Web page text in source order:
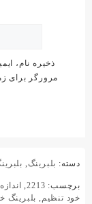
ذخیره نام،
مرورگر برای
دسته: بلبرینگ,
برچسب: 2213
,
خود تنظیم , بلبرینگ